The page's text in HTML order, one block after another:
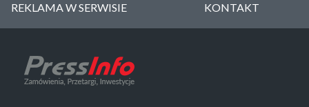
REKLAMA W SERWISIE KONTAKT